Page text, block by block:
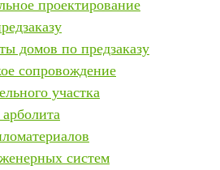
проектирование
домов по предзаказу
сопровождение
участка
систем